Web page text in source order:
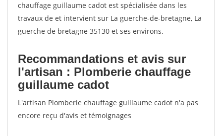
chauffage guillaume cadot est spécialisée dans les
travaux de et intervient sur La guerche-de-bretagne, La
guerche de bretagne 35130 et ses environs.
Recommandations et avis sur
l'artisan : Plomberie chauffage
guillaume cadot
L'artisan Plomberie chauffage guillaume cadot n'a pas
encore reçu d'avis et témoignages